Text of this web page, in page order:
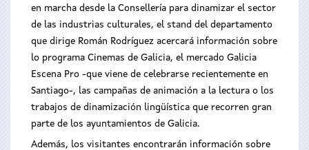
en marcha desde la Consellería para dinamizar el sector
de las industrias culturales, el stand del departamento
que dirige Román Rodríguez acercará información sobre
lo programa Cinemas de Galicia, el mercado Galicia
Escena Pro -que viene de celebrarse recientemente en
Santiago-, las campañas de animación a la lectura o los
trabajos de dinamización lingüística que recorren gran
parte de los ayuntamientos de Galicia.
Además, los visitantes encontrarán información sobre